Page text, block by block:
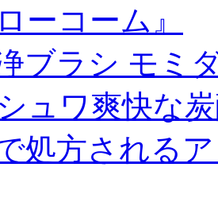
ーコーム』
ブラシ モミ
ュワ爽快な
処方される